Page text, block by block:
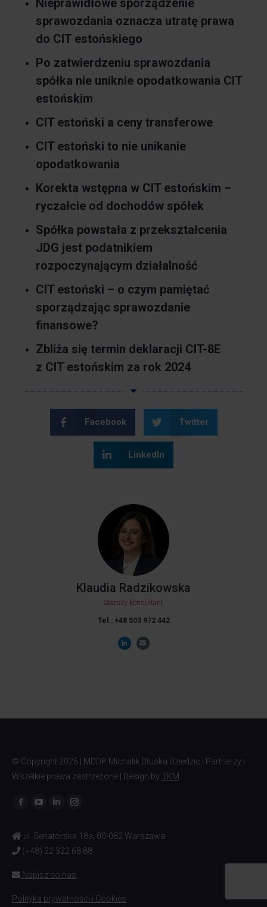
Nieprawidłowe sporządzenie
sprawozdania oznacza utratę prawa
do CIT estońskiego
Po zatwierdzeniu sprawozdania
spółka nie uniknie opodatkowania CIT
estońskim
CIT estoński a ceny transferowe
CIT estoński to nie unikanie
opodatkowania
Korekta wstępna w CIT estońskim –
ryczałcie od dochodów spółek
Spółka powstała z przekształcenia
JDG jest podatnikiem
rozpoczynającym działalność
CIT estoński – o czym pamiętać
sporządzając sprawozdanie
finansowe?
Zbliża się termin deklaracji CIT-8E
z CIT estońskim za rok 2024
Facebook Twitter
LinkedIn
Klaudia Radzikowska
Starszy konsultant
Tel.: +48 503 972 442
© Copyright 2026 | MDDP Michalik Dłuska Dziedzic i Partnerzy |
Wszelkie prawa zastrzeżone | Design by TKM
Znajdź nas na:
ul. Senatorska 18a, 00-082 Warszawa
(+48) 22 322 68 88
Napisz do nas
Polityka prywatności i Cookies